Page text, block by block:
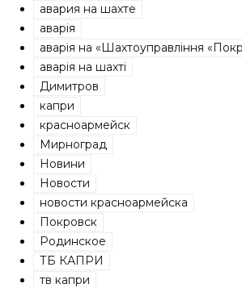
авария на шахте
аварія
аварія на «Шахтоуправління
аварія на шахті
Димитров
капри
красноармейск
Мирноград
Новини
Новости
новости красноармейска
Покровск
Родинское
ТБ КАПРИ
тв капри